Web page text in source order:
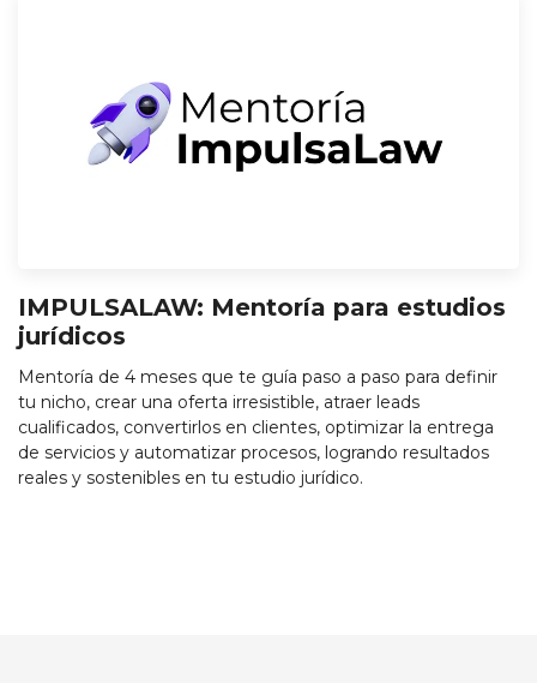
IMPULSALAW: Mentoría para estudios
jurídicos
Mentoría de 4 meses que te guía paso a paso para definir
tu nicho, crear una oferta irresistible, atraer leads
cualificados, convertirlos en clientes, optimizar la entrega
de servicios y automatizar procesos, logrando resultados
reales y sostenibles en tu estudio jurídico.